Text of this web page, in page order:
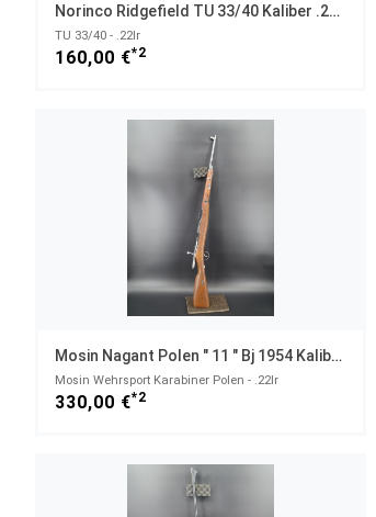
Norinco Ridgefield TU 33/40 Kaliber .22lr Mit ZF 2,75x18
TU 33/40 - .22lr
160,00 €*2
Mosin Nagant Polen " 11 " Bj 1954 Kaliber .22lr
Mosin Wehrsport Karabiner Polen - .22lr
330,00 €*2